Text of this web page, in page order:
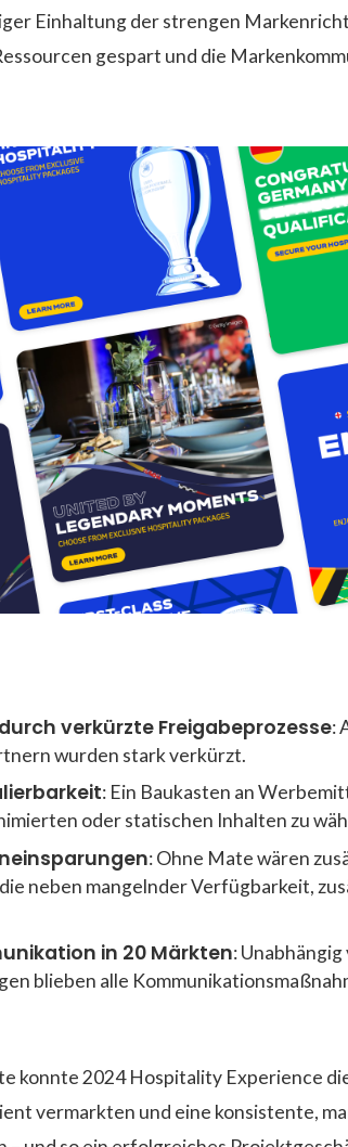
Einhaltung der strengen
gespart und die
verkürzte Freigabeprozesse:
wurden stark verkürzt.
: Ein Baukasten an
oder statischen Inhalten zu
: Ohne Mate wären
neben mangelnder Verfügbarkeit,
in 20 Märkten:
blieben alle
konnte 2024 Hospitality Experience
vermarkten und eine konsistente,